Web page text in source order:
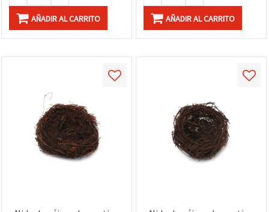
AÑADIR AL CARRITO AÑADIR AL CARRITO